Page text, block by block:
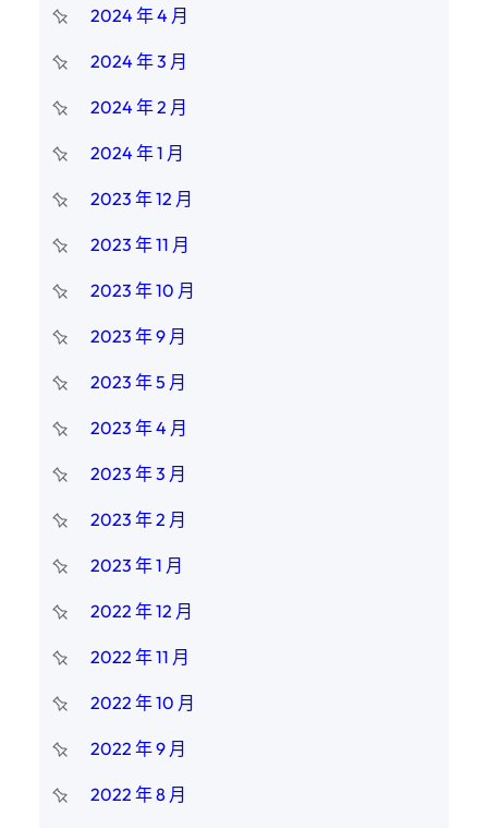
2024 年 4 月
2024 年 3 月
2024 年 2 月
2024 年 1 月
2023 年 12 月
2023 年 11 月
2023 年 10 月
2023 年 9 月
2023 年 5 月
2023 年 4 月
2023 年 3 月
2023 年 2 月
2023 年 1 月
2022 年 12 月
2022 年 11 月
2022 年 10 月
2022 年 9 月
2022 年 8 月